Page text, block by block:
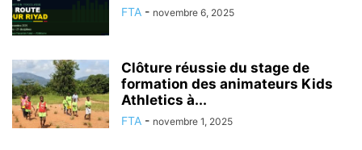
FTA - novembre 6, 2025
Clôture réussie du stage de
formation des animateurs Kids
Athletics à...
FTA - novembre 1, 2025